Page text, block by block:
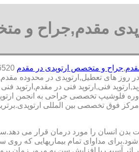
مقدم,جراح و
,جراح و متخصص ارتوپدی در مقدم
فنی,ارتوپد فنی در مقدم,ارتوپد
فلوشیپ تخصصی جراحی به انجمن
فوق تخصصی بین المللی
انسان را مورد درمان قرار می
مداوای تمام بیماریهایی که روی
آسیب یا افزایش سن به مرور زمان بروز